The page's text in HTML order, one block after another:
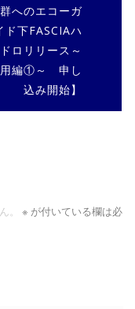
へのエコーガ
ド下FASCIAハ
ロリリース～
編①～ 申し
込み開始】
。 ※ が付いている欄は必